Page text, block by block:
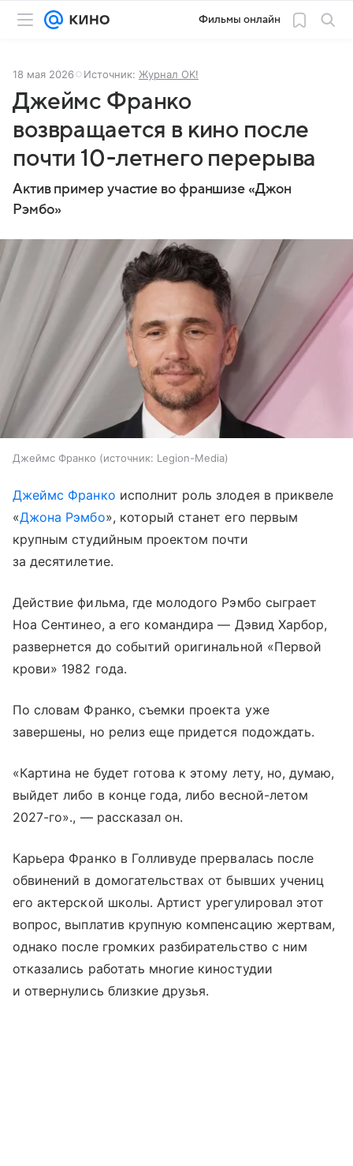
Фильмы онлайн
18 мая 2026 Источник: Журнал OK!
Джеймс Франко
возвращается в кино после
почти 10-летнего перерыва
Актив пример участие во франшизе «Джон
Рэмбо»
Джеймс Франко источник: Legion-Media
Джеймс Франко исполнит роль злодея в приквеле
«Джона Рэмбо», который станет его первым
крупным студийным проектом почти
за десятилетие.
Действие фильма, где молодого Рэмбо сыграет
Ноа Сентинео, а его командира — Дэвид Харбор,
развернется до событий оригинальной «Первой
крови» 1982 года.
По словам Франко, съемки проекта уже
завершены, но релиз еще придется подождать.
«Картина не будет готова к этому лету, но, думаю,
выйдет либо в конце года, либо весной-летом
2027-го»., — рассказал он.
Карьера Франко в Голливуде прервалась после
обвинений в домогательствах от бывших учениц
его актерской школы. Артист урегулировал этот
вопрос, выплатив крупную компенсацию жертвам,
однако после громких разбирательство с ним
отказались работать многие киностудии
и отвернулись близкие друзья.